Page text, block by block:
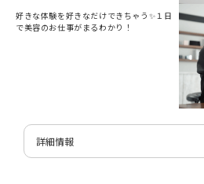
好きな体験を好きなだけできちゃう✨１日
で美容のお仕事がまるわかり！
詳細情報